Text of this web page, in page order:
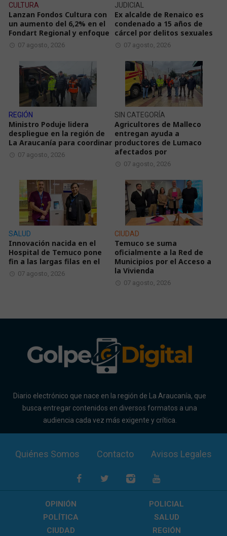
CULTURA
Lanzan Fondos Cultura con
un aumento del 6,2% en el
Fondart Regional y enfoque
07 agosto, 2026
JUDICIAL
Ex alcalde de Renaico es
condenado a 15 años de
cárcel por delitos sexuales
07 agosto, 2026
REGIÓN
Ministro Poduje lidera
despliegue en la región de
La Araucanía para coordinar
07 agosto, 2026
SIN CATEGORÍA
Agricultores de Malleco
entregan ayuda a
productores de Lumaco
afectados por
07 agosto, 2026
SALUD
Innovación nacida en el
Hospital de Temuco pone
fin a las largas filas en el
07 agosto, 2026
CIUDAD
Temuco se suma
oficialmente a la Red de
Municipios por el Acceso a
la Vivienda
07 agosto, 2026
Diario electrónico que nace en la región de La Araucanía, que
busca entregar contenidos en diversos formatos a una
audiencia cada vez más exigente y crítica.
Quiénes Somos Contacto Avisos Legales
OPINIÓN
POLICIAL
POLÍTICA
SALUD
CIUDAD
REGIÓN